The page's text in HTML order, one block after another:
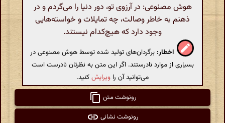
هوش مصنوعی: در آرزوی تو، دور دنیا را می‌گردم و در
ذهنم به خاطر وصالت، چه تمایلات و خواسته‌هایی
وجود دارد که هیچ‌کدام نیستند.
اخطار: برگردان‌های تولید شده توسط هوش مصنوعی در
بسیاری از موارد نادرستند. اگر این متن به نظرتان نادرست است
می‌توانید آن را ویرایشکنید.
رونوشت متن
رونوشت نشانی